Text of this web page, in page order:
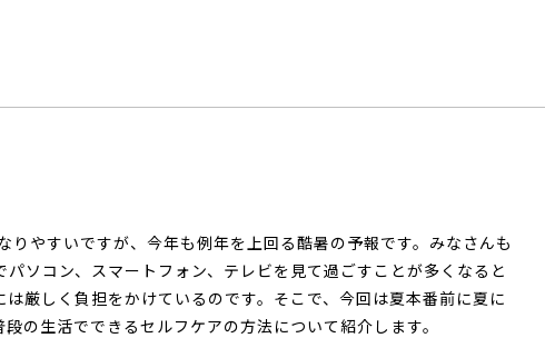
やすいですが、 今年も例年を上回る酷暑の予報です。 みなさんも
ソコン、スマートフォン、テレビを見て過ごすことが多くなると
厳しく負担をかけているのです。そこで、今回は夏本番前に夏に
の生活でできるセルフケアの方法について紹介します。